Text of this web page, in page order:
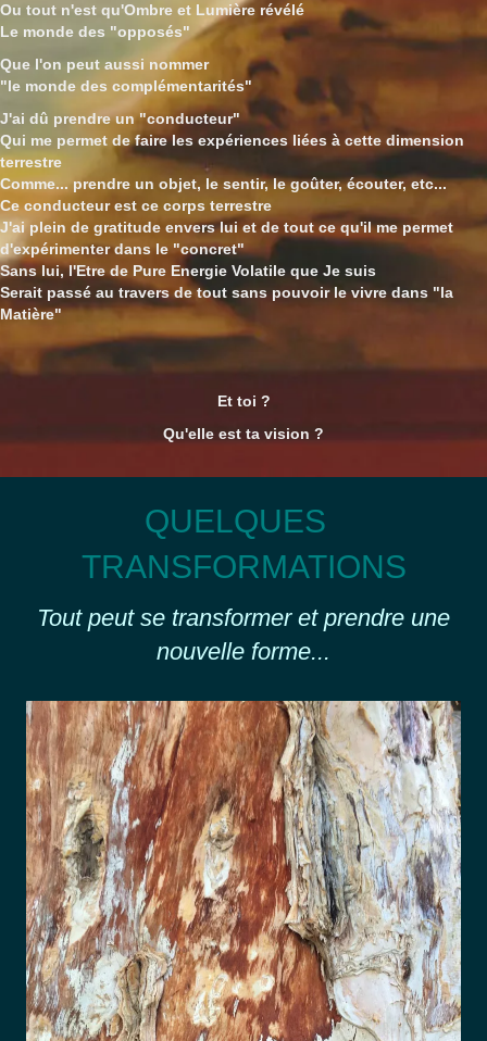
Ou tout n'est qu'Ombre et Lumière révélé
Le monde des "opposés"
Que l'on peut aussi nommer
"le monde des complémentarités"
J'ai dû prendre un "conducteur"
Qui me permet de faire les expériences liées à cette dimension
terrestre
Comme... prendre un objet, le sentir, le goûter, écouter, etc...
Ce conducteur est ce corps terrestre
J'ai plein de gratitude envers lui et de tout ce qu'il me permet
d'expérimenter dans le "concret"
Sans lui, l'Etre de Pure Energie Volatile que Je suis
Serait passé au travers de tout sans pouvoir le vivre dans "la
Matière"
Et toi ?
Qu'elle est ta vision ?
QUELQUES
TRANSFORMATIONS
Tout peut se transformer et prendre une
nouvelle forme...